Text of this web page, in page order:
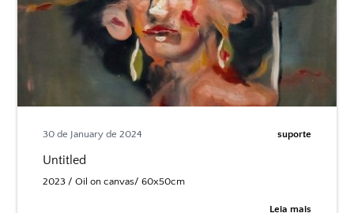
30 de January de 2024 suporte
Untitled
2023 / Oil on canvas/ 60x50cm
Leia mais